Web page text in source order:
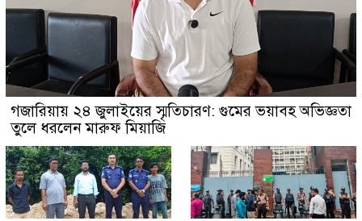
গজারিয়ায় ২৪ জুলাইয়ের স্মৃতিচারণ: গুমের ভয়াবহ অভিজ্ঞতা
তুলে ধরলেন মারুফ মিয়াজি